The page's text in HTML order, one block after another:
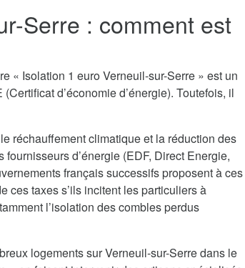
Serre : comment est
« Isolation 1 euro Verneuil-sur-Serre » est un
d’économie d’énergie). Toutefois, il
réchauffement climatique et la réduction des
d’énergie (EDF, Direct Energie,
français successifs proposent à ces
ces taxes s’ils incitent les particuliers à
l’isolation des combles perdus
logements sur Verneuil-sur-Serre dans le